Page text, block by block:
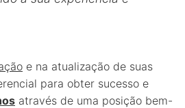
e na atualização de suas
para obter sucesso e
através de uma posição bem-